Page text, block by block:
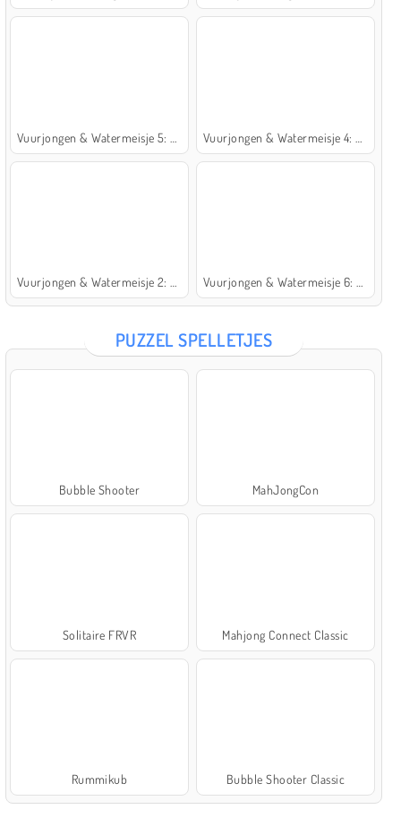
PUZZEL SPELLETJES
Bubble Shooter MahJongCon
Solitaire FRVR Mahjong Connect Classic
Rummikub Bubble Shooter Classic